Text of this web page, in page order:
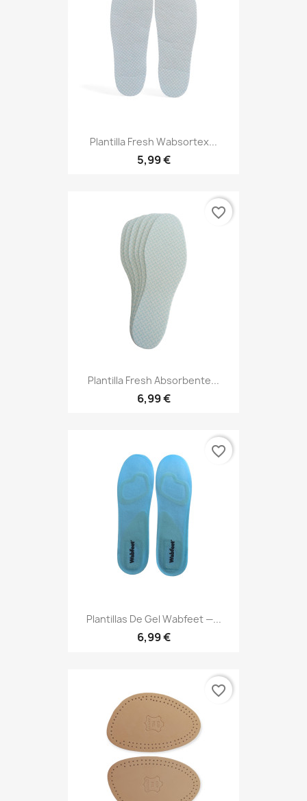
Plantilla Fresh Wabsortex...
5,99 €
Plantilla Fresh Absorbente...
6,99 €
favorite_border
Plantillas De Gel Wabfeet —...
6,99 €
favorite_border
favorite_border